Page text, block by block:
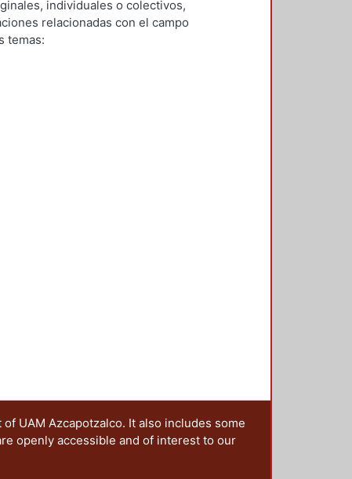
Javier; Verduga, Denis Omar;
Marco Vinicio;Andrade,
;
individuales o colectivos,
relacionadas con el campo
temas:
UAM Azcapotzalco. It also includes some
openly accessible and of interest to our